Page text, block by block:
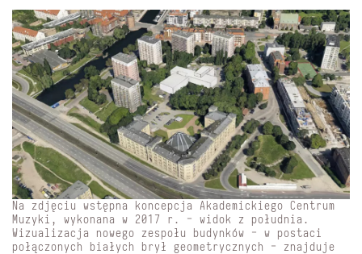
Na zdjęciu wstępna koncepcja Akademickiego Centrum
Muzyki, wykonana w 2017 r. - widok z południa.
Wizualizacja nowego zespołu budynków - w postaci
połączonych białych brył geometrycznych - znajduje